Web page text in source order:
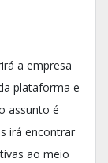
a empresa
plataforma e
assunto é
irá encontrar
ao meio